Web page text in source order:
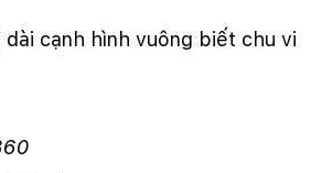
dài cạnh hình vuông biết chu vi